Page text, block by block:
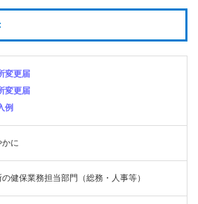
変更届
変更届
例
かに
健保業務担当部門（総務・人事等）